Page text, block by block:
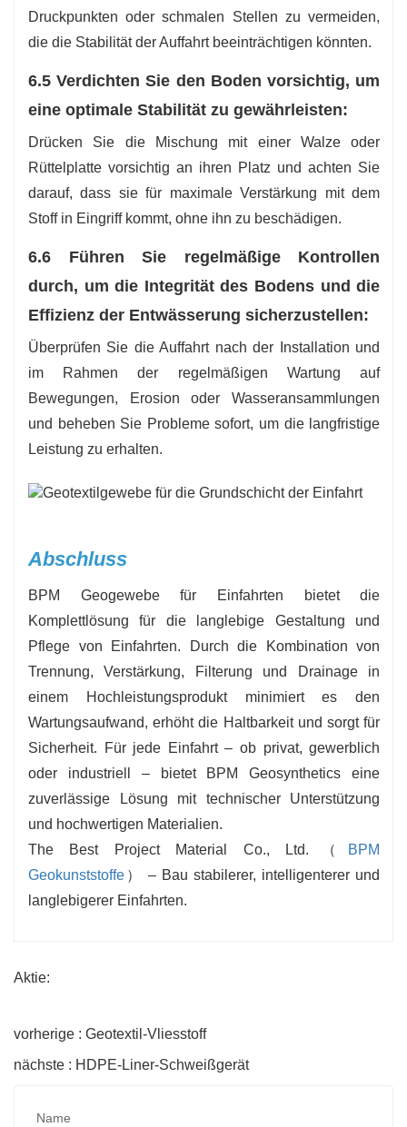
Druckpunkten oder schmalen Stellen zu vermeiden,
die die Stabilität der Auffahrt beeinträchtigen könnten.
6.5 Verdichten Sie den Boden vorsichtig, um
eine optimale Stabilität zu gewährleisten:
Drücken Sie die Mischung mit einer Walze oder
Rüttelplatte vorsichtig an ihren Platz und achten Sie
darauf, dass sie für maximale Verstärkung mit dem
Stoff in Eingriff kommt, ohne ihn zu beschädigen.
6.6 Führen Sie regelmäßige Kontrollen
durch, um die Integrität des Bodens und die
Effizienz der Entwässerung sicherzustellen:
Überprüfen Sie die Auffahrt nach der Installation und
im Rahmen der regelmäßigen Wartung auf
Bewegungen, Erosion oder Wasseransammlungen
und beheben Sie Probleme sofort, um die langfristige
Leistung zu erhalten.
Abschluss
BPM Geogewebe für Einfahrten bietet die
Komplettlösung für die langlebige Gestaltung und
Pflege von Einfahrten. Durch die Kombination von
Trennung, Verstärkung, Filterung und Drainage in
einem Hochleistungsprodukt minimiert es den
Wartungsaufwand, erhöht die Haltbarkeit und sorgt für
Sicherheit. Für jede Einfahrt – ob privat, gewerblich
oder industriell – bietet BPM Geosynthetics eine
zuverlässige Lösung mit technischer Unterstützung
und hochwertigen Materialien.
The Best Project Material Co., Ltd.（
BPM
Geokunststoffe ） – Bau stabilerer, intelligenterer und
langlebigerer Einfahrten.
Aktie:
vorherige : Geotextil-Vliesstoff
nächste : HDPE-Liner-Schweißgerät
Name